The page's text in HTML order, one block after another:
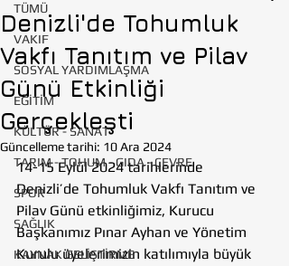
TÜMÜ
VAKIF
SOSYAL YARDIMLAŞMA
EĞİTİM
KÜLTÜR - SANAT
TARIM - TOHUM - GIDA - ÇEVRE
SPOR
SAĞLIK
KAYNAK GELİŞTİRME
Denizli'de Tohumluk
Vakfı Tanıtım ve Pilav
Günü Etkinliği
Gerçekleşti
Güncelleme tarihi: 10 Ara 2024
14-15 Eylül 2024 tarihlerinde
Denizli’de Tohumluk Vakfı Tanıtım ve
Pilav Günü etkinliğimiz, Kurucu
Başkanımız Pınar Ayhan ve Yönetim
Kurulu üyelerimizin katılımıyla büyük